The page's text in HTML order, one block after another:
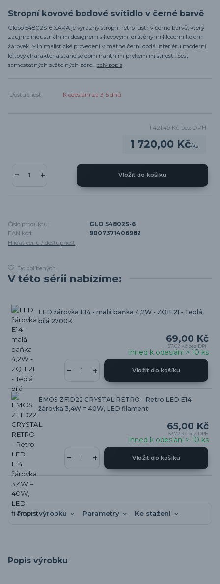
Stropní kovové bodové svítidlo v černé barvě
Globo 54802S-6 XARA je výrazný stropní retro lustr v černé barvě, který
zaujme industriálním designem s kovovými drátěnými klecemi kolem
žárovek. Minimalistické provedení v matné černi dodá interiéru moderní
loftový charakter a stane se dominantním prvkem místnosti. Šest
samostatných světelných zdro... celý popis
Dostupnost K odeslání za 3-5 dnů
1 720,00 Kč/ks
1 421,49 Kč bez DPH
Vložit do košíku
Číslo produktu:
GLO 54802S-6
EAN kód:
9007371406982
Hlídat cenu / dostupnost
Do oblíbených
V této sérii nabízíme:
LED žárovka E14 - malá baňka 4,2W - ZQ1E21 - Teplá
bílá 2700K
69,00 Kč
57,02 Kč bez DPH
Ihned k odeslání > 10 ks
Vložit do košíku
EMOS ZF1D22 CRYSTAL RETRO - Retro LED E14
žárovka 3,4W = 40W, LED filament
65,00 Kč
53,72 Kč bez DPH
Ihned k odeslání > 10 ks
Vložit do košíku
Popis výrobku Parametry Ke stažení
Popis výrobku